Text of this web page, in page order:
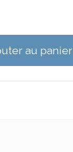
au panier